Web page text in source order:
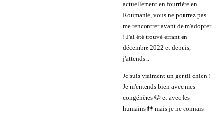
actuellement en fourrière en
Roumanie, vous ne pourrez pas
me rencontrer avant de m'adopter
! J'ai été trouvé errant en
décembre 2022 et depuis,
j'attends...
Je suis vraiment un gentil chien !
Je m'entends bien avec mes
congénères 🐶 et avec les
humains 👫 mais je ne connais